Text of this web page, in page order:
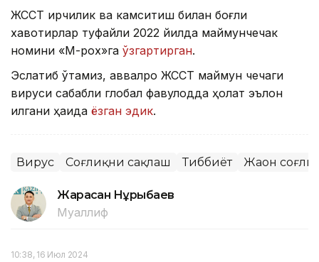
ЖССТ ирқчилик ва камситиш билан боғлиқ
хавотирлар туфайли 2022 йилда маймунчечак
номини «М-pox»га ўзгартирган.
Эслатиб ўтамиз, аввалроқ ЖССТ маймун чечаги
вируси сабабли глобал фавқулодда ҳолат эълон
қилгани ҳақида ёзган эдик.
Вирус Соғлиқни сақлаш Тиббиёт Жаҳон
Жарасқан Нұрыбаев
Муаллиф
10:38, 16 Июл 2024